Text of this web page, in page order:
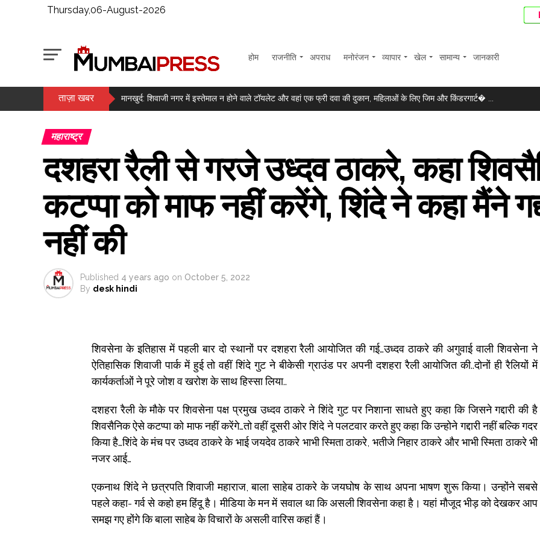
Thursday,06-August-2026
होम राजनीति अपराध मनोरंजन व्यापार खेल सामान्य जानकारी
ताज़ा खबर
‘वह मुझे कभी बेटी तो कभी छोटी बहन की तरह मानते थे’, प्रदीप रावत को याद कर स्मृति खन्ना हुईं भावुक ...
लगातार दूसरे दिन हरे निशान में बंद हुआ बाजार, सेंसेक्स में 374 अंकों की बढ़त ...
मैच से पहले कैसे वजन को नियंत्रित रखते हैं मुक्केबाज? प्रीति पवार ने समझाई पूरी प्रकिया ...
सोने में बड़ी तेजी, वायदा में दाम 1.49 लाख के पार ...
मेटा के एआई मॉडल ने साइबर सिक्योरिटी टेस्ट के दौरान बाहरी सिस्टम को किया हैक ...
सुषमा स्वराज की पुण्यतिथि पर बंसुरी स्वराज ने लिखा, “समय आगे बढ़ता रहता है पर कुछ खालीपन कभी नहीं भरता” ...
महाराष्ट्र
दशहरा रैली से गरजे उध्दव ठाकरे, कहा
कटप्पा को माफ नहीं करेंगे, शिंदे ने कहा मैंने
नहीं की
Published 4 years ago on October 5, 2022
By desk hindi
शिवसेना के इतिहास में पहली बार दो स्थानों पर दशहरा रैली आयोजित की गई…उध्दव ठाकरे की अगुवाई वाली शिवसेना ने
ऐतिहासिक शिवाजी पार्क में हुई तो वहीं शिंदे गुट ने बीकेसी ग्राउंड पर अपनी दशहरा रैली आयोजित की..दोनों ही रैलियों में
कार्यकर्ताओं ने पूरे जोश व खरोश के साथ हिस्सा लिया..
दशहरा रैली के मौके पर शिवसेना पक्ष प्रमुख उध्दव ठाकरे ने शिंदे गुट पर निशाना साधते हुए कहा कि जिसने गद्दारी की है
शिवसैनिक ऐसे कटप्पा को माफ नहीं करेंगे…तो वहीं दूसरी ओर शिंदे ने पलटवार करते हुए कहा कि उन्होने गद्दारी नहीं बल्कि गदर
किया है…शिंदे के मंच पर उध्दव ठाकरे के भाई जयदेव ठाकरे भाभी स्मिता ठाकरे, भतीजे निहार ठाकरे और भाभी स्मिता ठाकरे भी
नजर आई…
एकनाथ शिंदे ने छत्रपति शिवाजी महाराज, बाला साहेब ठाकरे के जयघोष के साथ अपना भाषण शुरू किया। उन्होंने सबसे
पहले कहा- गर्व से कहो हम हिंदू है। मीडिया के मन में सवाल था कि असली शिवसेना कहा है। यहां मौजूद भीड़ को देखकर आप
समझ गए होंगे कि बाला साहेब के विचारों के असली वारिस कहां हैं।